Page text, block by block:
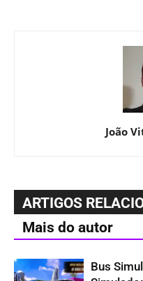
João
ARTIGOS
Mais do autor
Bus